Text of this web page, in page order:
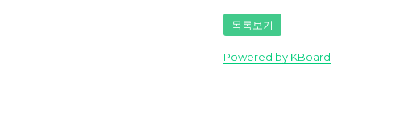
목록보기
Powered by KBoard